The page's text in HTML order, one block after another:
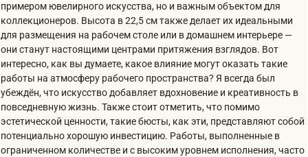
примером ювелирного искусства, но и важным объектом для
коллекционеров. Высота в 22,5 см также делает их идеальными
для размещения на рабочем столе или в домашнем интерьере —
они станут настоящими центрами притяжения взглядов. Вот
интересно, как вы думаете, какое влияние могут оказать такие
работы на атмосферу рабочего пространства? Я всегда был
убеждён, что искусство добавляет вдохновение и креативность в
повседневную жизнь. Также стоит отметить, что помимо
эстетической ценности, такие бюсты, как эти, представляют собой
потенциально хорошую инвестицию. Работы, выполненные в
ограниченном количестве и с высоким уровнем исполнения, часто